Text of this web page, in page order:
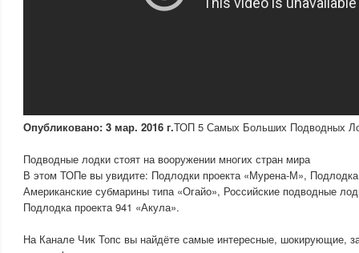
Опубликовано: 3 мар. 2016 г.ТОП 5 Самых Больших Подводных
Подводные лодки стоят на вооружении многих стран мира
В этом ТОПе вы увидите: Подлодки проекта «Мурена-М»,
Американские субмарины типа «Огайо», Российские подводные
Подлодка проекта 941 «Акула».
На Канале Чик Топс вы найдёте самые интересные, шокирующие,